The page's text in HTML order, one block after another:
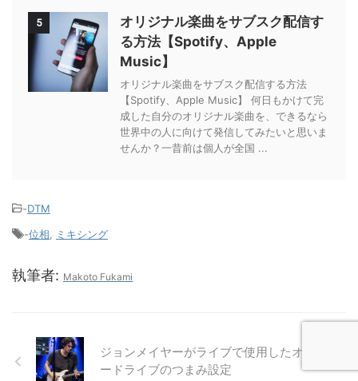
5
オリジナル楽曲をサブスク配信す
る方法【Spotify、Apple
Music】
オリジナル楽曲をサブスク配信する方法
【Spotify、Apple Music】 何日もかけて完
成した自分のオリジナル楽曲を、できるなら
世界中の人に向けて発信してみたいと思いま
せんか？一昔前は個人が全国 ...
-DTM
-位相, ミキシング
執筆者: Makoto Fukami
ジョンメイヤーがライブで使用したオーバ
ードライブのつまみ設定